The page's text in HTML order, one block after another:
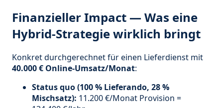
Finanzieller Impact — Was eine
Hybrid-Strategie wirklich bringt
Konkret durchgerechnet für einen Lieferdienst mit
40.000 € Online-Umsatz/Monat:
Status quo (100 % Lieferando, 28 %
Mischsatz): 11.200 €/Monat Provision =